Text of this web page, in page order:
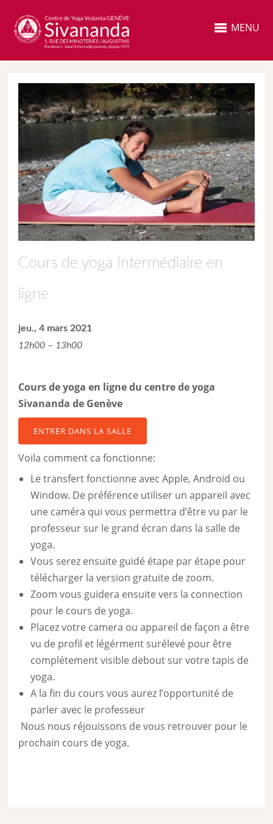
MENU
Cours de yoga Intermédiaire en
ligne
jeu., 4 mars 2021
12h00 – 13h00
Cours de yoga en ligne du centre de yoga
Sivananda de Genève
ENTRER DANS LA SALLE
Voila comment ca fonctionne:
Le transfert fonctionne avec Apple, Android ou
Window. De préférence utiliser un appareil avec
une caméra qui vous permettra d’être vu par le
professeur sur le grand écran dans la salle de
yoga.
Vous serez ensuite guidé étape par étape pour
télécharger la version gratuite de zoom.
Zoom vous guidera ensuite vers la connection
pour le cours de yoga.
Placez votre camera ou appareil de façon a être
vu de profil et légérment surélevé pour être
complétement visible debout sur votre tapis de
yoga.
A la fin du cours vous aurez l’opportunité de
parler avec le professeur
Nous nous réjouissons de vous retrouver pour le
prochain cours de yoga.